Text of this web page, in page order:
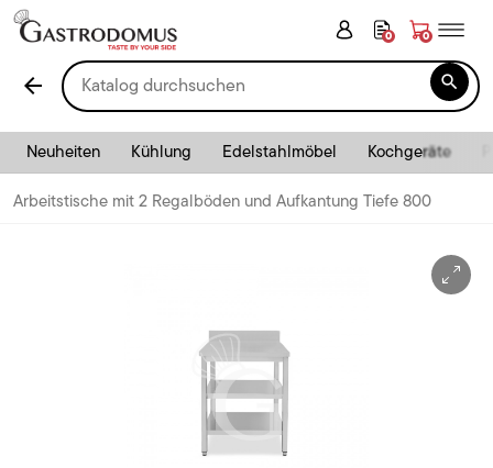
0 0
arrow_back 
Neuheiten Kühlung Edelstahlmöbel Kochgeräte
Arbeitstische mit 2 Regalböden und Aufkantung Tiefe 800